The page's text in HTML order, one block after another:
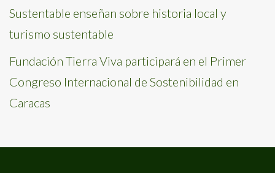
Sustentable enseñan sobre historia local y
turismo sustentable
Fundación Tierra Viva participará en el Primer
Congreso Internacional de Sostenibilidad en
Caracas